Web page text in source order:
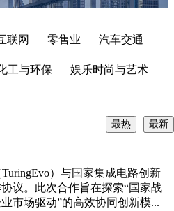
联网 零售业 汽车交通
工与环保 娱乐时尚与艺术
最新
最热
创新中心合作，提升AI芯片产业
）与国家集成电路创新
议。此次合作旨在探索“国家战
市场驱动”的高效协同创新模...